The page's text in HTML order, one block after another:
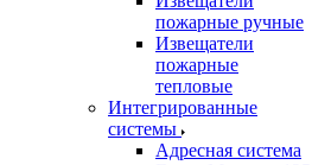
пожарные ручные
Извещатели
пожарные
тепловые
Интегрированные
системы
Адресная система